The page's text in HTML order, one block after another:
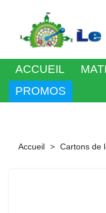
ACCUEIL
PROMOS
Accueil Cartons de